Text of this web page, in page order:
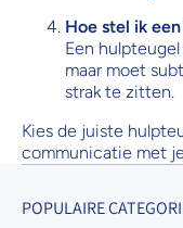
Hoe stel ik
Een
maar moet
strak te zitten.
Kies de juiste
communicatie met
POPULAIRE